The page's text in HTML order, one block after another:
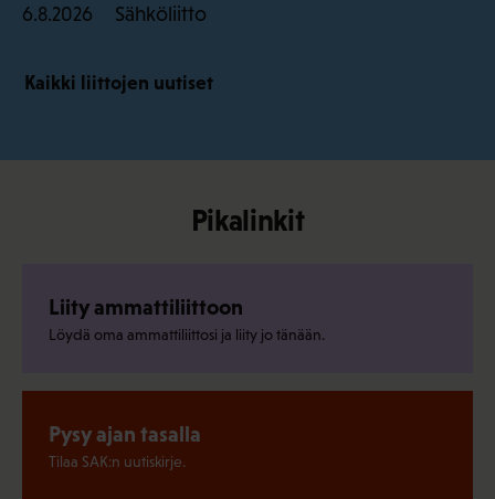
6.8.2026 Sähköliitto
Kaikki liittojen uutiset
Pikalinkit
Liity ammattiliittoon
Löydä oma ammattiliittosi ja liity jo tänään.
Pysy ajan tasalla
Tilaa SAK:n uutiskirje.